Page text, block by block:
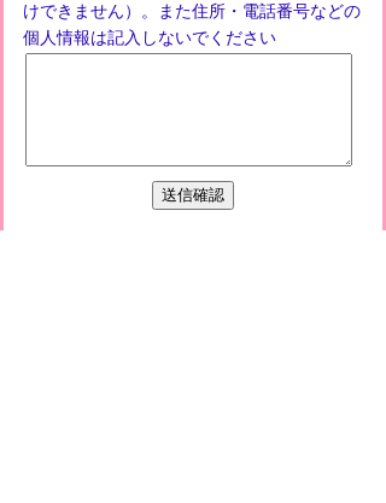
けできません）。また住所・電話番号などの
個人情報は記入しないでください